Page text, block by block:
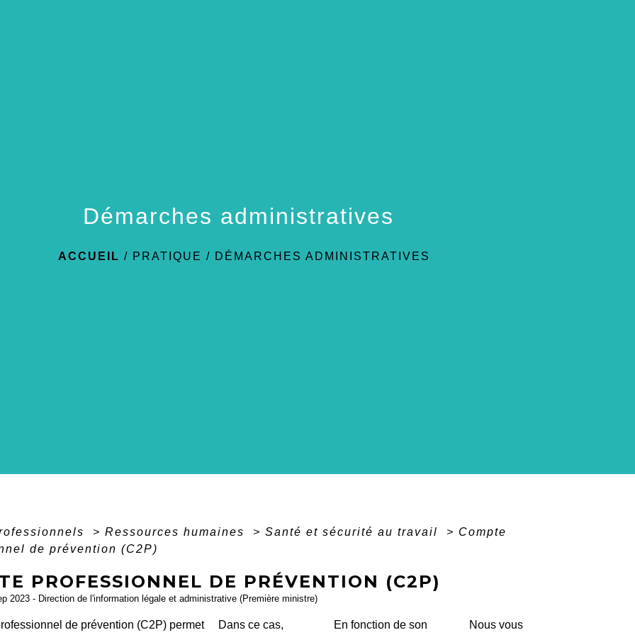
Démarches administratives
ACCUEIL / PRATIQUE / DÉMARCHES ADMINISTRATIVES
> Ressources humaines > Santé et sécurité au travail > Compte
de prévention (C2P)
PROFESSIONNEL DE PRÉVENTION (C2P)
2023 - Direction de l'information légale et administrative (Première ministre)
de prévention (C2P) permet Dans ce cas, En fonction de son Nous vous